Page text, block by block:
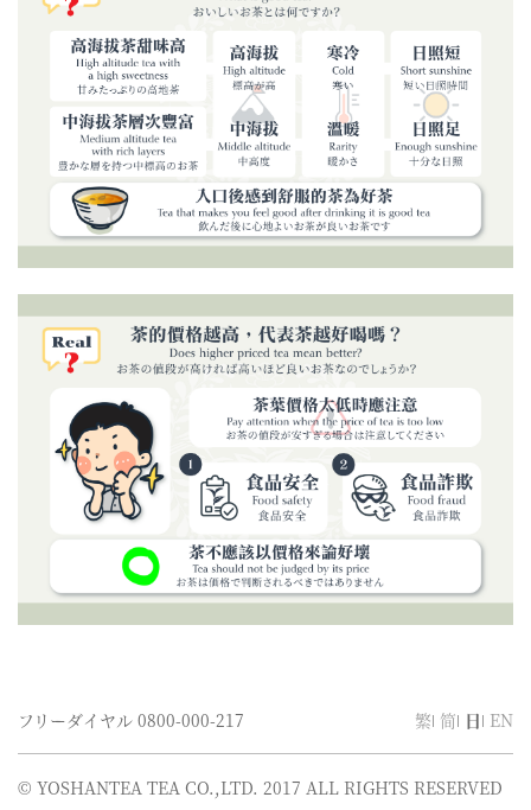
フリーダイヤル 0800-000-217 繁 简 日 EN
© YOSHANTEA TEA CO.,LTD. 2017 ALL RIGHTS RESERVED